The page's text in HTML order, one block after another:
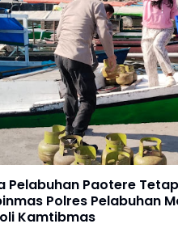
Pelabuhan Paotere
Polres Pelabuhan
Kamtibmas